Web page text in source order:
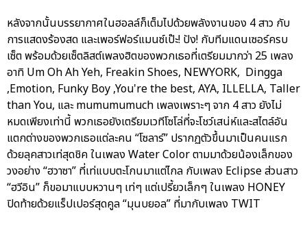
หลังจากนั้นบรรยากาศในฮอลล์ก็เต็มไปด้วยพลังงานของ 4 สาว กับ
การแสดงร้องสด และเพอร์ฟอร์แมนซ์เป๊ะ! ปัง! กับทีมแดนเซอร์ครบ
เซ็ต พร้อมด้วยเซ็ตลิสต์เพลงฮิตของพวกเธอที่เตรียมมากว่า 25 เพลง
อาทิ Um Oh Ah Yeh, Freakin Shoes, NEWYORK, Dingga
,Emotion, Funky Boy ,You're the best, AYA, ILLELLA, Taller
than You, และ mumumumuch เพลงเพราะๆ จาก 4 สาว ยังไม่
หมดเพียงเท่านี้ พวกเธอยังเตรียมเวทีโซโล่ที่จะโชว์เสน่ห์และสไตล์อัน
แตกต่างของพวกเธอแต่ละคน “โซลาร์” ปรากฏตัวขึ้นมาเป็นคนแรก
ด้วยลุคสาวเท่สุดชิค ในเพลง Water Color ตามมาด้วยน้องเล็กของ
วงอย่าง “ฮวาซา” ที่เท่แบบตะโกนมาแต่ไกล กับเพลง Eclipse ส่วนสาว
“ฮวีอิน” ก็ขอมาแบบหวานๆ เท่ๆ แต่เปรี้ยวเล็กๆ ในเพลง HONEY
ปิดท้ายด้วยแร็ปเปอร์สุดคูล “มุนบยอล” ที่มากับเพลง TWIT